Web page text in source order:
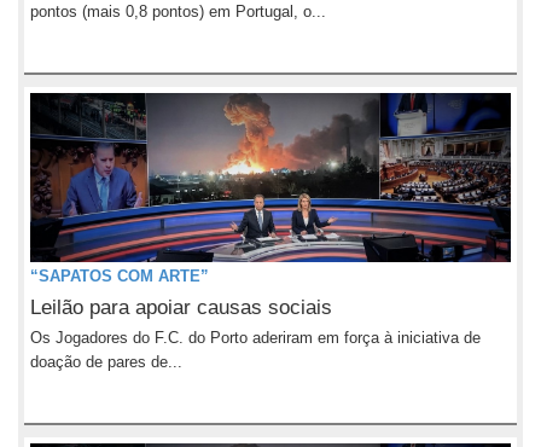
pontos (mais 0,8 pontos) em Portugal, o...
“SAPATOS COM ARTE”
Leilão para apoiar causas sociais
Os Jogadores do F.C. do Porto aderiram em força à iniciativa de
doação de pares de...